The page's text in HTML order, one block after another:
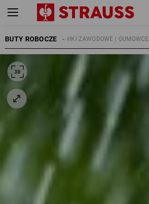
BUTY ROBOCZETRZEWIKI ZAWODOWE | GUMOWCE